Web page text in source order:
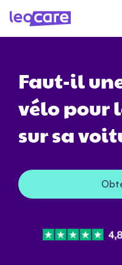
Faut-il
vélo pour
sur sa